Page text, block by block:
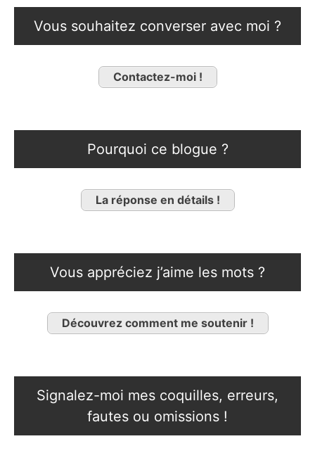
Vous souhaitez converser avec moi ?
Contactez-moi !
Pourquoi ce blogue ?
La réponse en détails !
Vous appréciez j’aime les mots ?
Découvrez comment me soutenir !
Signalez-moi mes coquilles, erreurs,
fautes ou omissions !